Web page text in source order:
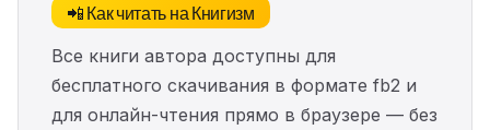
📲 Как читать на Книгизм
Все книги автора доступны для
бесплатного скачивания в формате fb2 и
для онлайн-чтения прямо в браузере — без